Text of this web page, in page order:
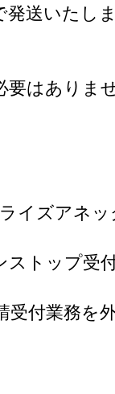
発送いたしま
要はありま
イズアネッ
ストップ受
受付業務を